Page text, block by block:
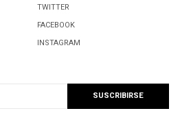
TWITTER
FACEBOOK
INSTAGRAM